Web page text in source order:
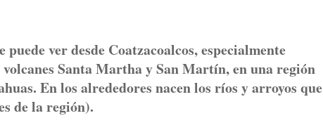
ver desde Coatzacoalcos, especialmente
Santa Martha y San Martín, en una región
En los alrededores nacen los ríos y arroyos que
de la región).